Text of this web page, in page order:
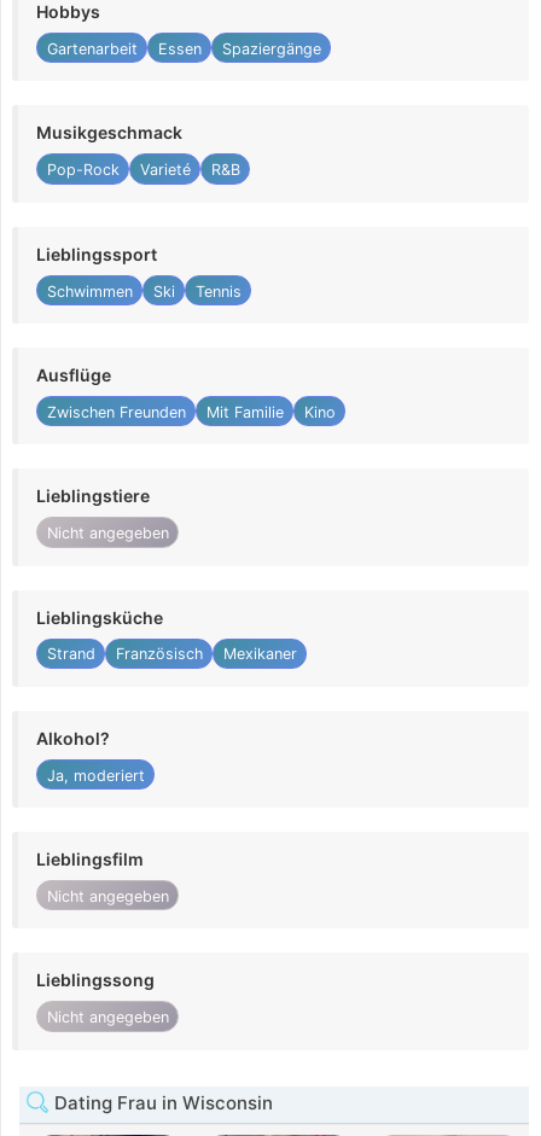
Hobbys
Gartenarbeit Essen Spaziergänge
Musikgeschmack
Pop-Rock Varieté R&B
Lieblingssport
Schwimmen Ski Tennis
Ausflüge
Zwischen Freunden Mit Familie Kino
Lieblingstiere
Nicht angegeben
Lieblingsküche
Strand Französisch Mexikaner
Alkohol?
Ja, moderiert
Lieblingsfilm
Nicht angegeben
Lieblingssong
Nicht angegeben
Dating Frau in Wisconsin